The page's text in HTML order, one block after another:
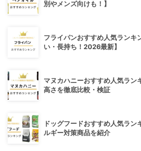
別やメンズ向けも！】
フライパンおすすめ人気ランキ
い・長持ち！2026最新】
マヌカハニーおすすめ人気ラン
高さを徹底比較・検証
ドッグフードおすすめ人気ラ
ルギー対策商品を紹介